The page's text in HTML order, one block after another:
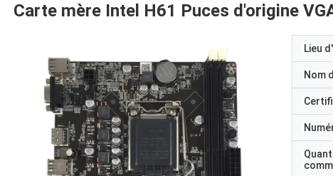
Carte mère Intel H61 Puces d'origine
Lieu
Nom